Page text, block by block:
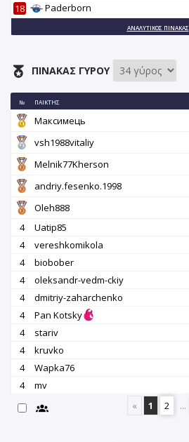
18
Paderborn
ΑΝΑΛΥΤΙΚΌΣ ΠΊΝΑΚΑΣ
ΠΊΝΑΚΑΣ ΓΎΡΟΥ
№ ΠΑΊΚΤΗΣ
Максимець
vsh1988vitaliy
Melnik77Kherson
andriy.fesenko.1998
Oleh888
4
Uatip85
4
vereshkomikola
4
biobober
4
oleksandr-vedm-ckiy
4
dmitriy-zaharchenko
4
Pan Kotsky
4
stariv
4
kruvko
4
Wapka76
4
mv
«
1 2 ...